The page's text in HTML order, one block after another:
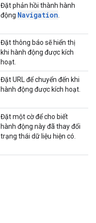
Đặt phản hồi thành hành
động Navigation
Đặt thông báo sẽ hiển thị
khi hành động được kích
hoạt.
Đặt URL để chuyển đến khi
hành động được kích hoạt.
Đặt một cờ để cho biết
hành động này đã thay đổi
trạng thái dữ liệu hiện có.